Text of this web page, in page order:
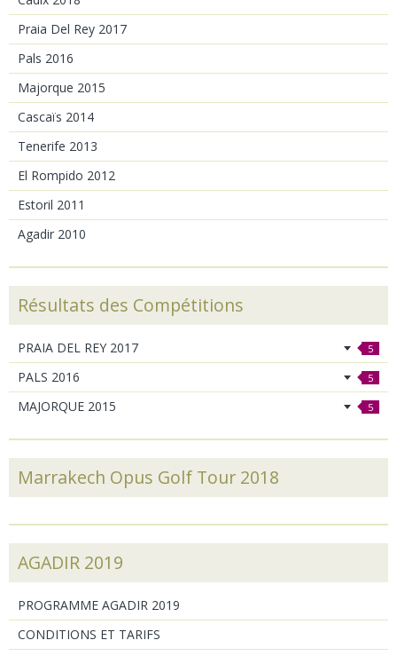
Praia Del Rey 2017
Pals 2016
Majorque 2015
Cascaïs 2014
Tenerife 2013
El Rompido 2012
Estoril 2011
Agadir 2010
Résultats des Compétitions
PRAIA DEL REY 2017 5
PALS 2016 5
MAJORQUE 2015 5
Marrakech Opus Golf Tour 2018
AGADIR 2019
PROGRAMME AGADIR 2019
CONDITIONS ET TARIFS